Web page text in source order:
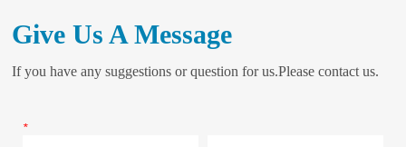
Give Us A Message
If you have any suggestions or question for us.Please contact us.
*Name